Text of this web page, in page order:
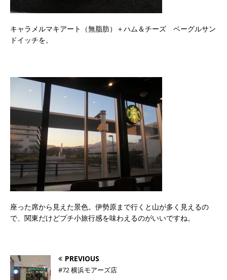
キャラメルマキアート（無脂肪）＋ハム＆チーズ ベーグルサン
ドイッチを。
座った席から見えた景色。伊勢原まで行くと山が多く見えるの
で、関東だけどプチ小旅行感を味わえるのがいいですね。
PREVIOUS
#72 横浜モアーズ店